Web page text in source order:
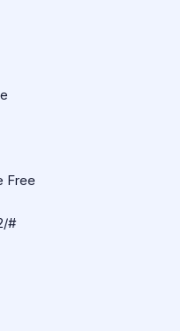
Free
#